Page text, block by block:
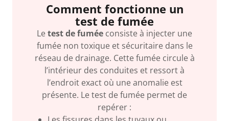
Comment fonctionne un
test de fumée
Letest de fumée consiste à injecter une
fumée non toxique et sécuritaire dans le
réseau de drainage. Cette fumée circule à
l’intérieur des conduites et ressort à
l’endroit exact où une anomalie est
présente. Le test de fumée permet de
repérer :